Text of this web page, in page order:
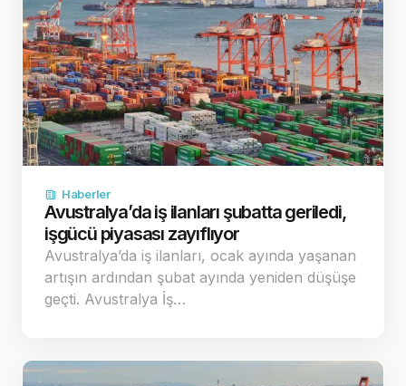
Haberler
Avustralya’da iş ilanları şubatta geriledi,
işgücü piyasası zayıflıyor
Avustralya’da iş ilanları, ocak ayında yaşanan
artışın ardından şubat ayında yeniden düşüşe
geçti. Avustralya İş…